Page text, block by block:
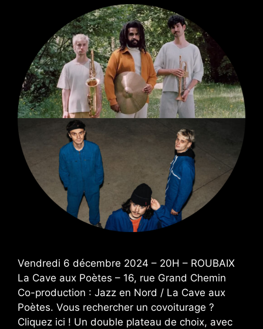
Vendredi 6 décembre 2024 – 20H – ROUBAIX
La Cave aux Poètes – 16, rue Grand Chemin
Co-production : Jazz en Nord / La Cave aux
Poètes. Vous rechercher un covoiturage ?
Cliquez ici ! Un double plateau de choix, avec